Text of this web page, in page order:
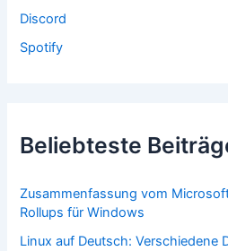
Discord
Spotify
Beliebteste
Zusammenfassung vom
Rollups für Windows
Linux auf Deutsch: Verschiedene